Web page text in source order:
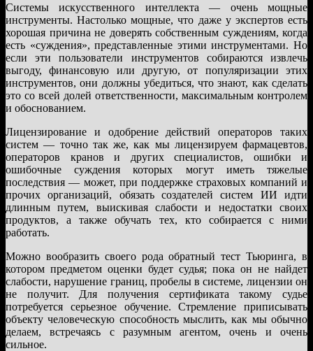
Системы искусственного интеллекта — очень мощные
инструменты. Настолько мощные, что даже у экспертов есть
хорошая причина не доверять собственным суждениям, когда
есть «суждения», представленные этими инструментами. Но
если эти пользователи инструментов собираются извлечь
выгоду, финансовую или другую, от популяризации этих
инструментов, они должны убедиться, что знают, как сделать
это со всей долей ответственности, максимальным контролем
и обоснованием.
Лицензирование и одобрение действий операторов таких
систем — точно так же, как мы лицензируем фармацевтов,
операторов кранов и других специалистов, ошибки и
ошибочные суждения которых могут иметь тяжелые
последствия — может, при поддержке страховых компаний и
прочих организаций, обязать создателей систем ИИ идти
длинным путем, выискивая слабости и недостатки своих
продуктов, а также обучать тех, кто собирается с ними
работать.
Можно вообразить своего рода обратный тест Тьюринга, в
котором предметом оценки будет судья; пока он не найдет
слабости, нарушение границ, пробелы в системе, лицензии он
не получит. Для получения сертификата такому судье
потребуется серьезное обучение. Стремление приписывать
объекту человеческую способность мыслить, как мы обычно
делаем, встречаясь с разумным агентом, очень и очень
сильное.